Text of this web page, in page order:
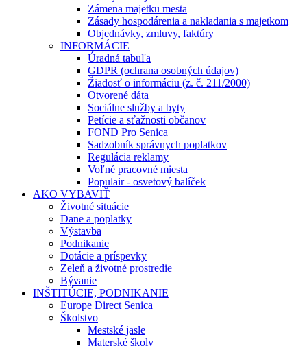
Zámena majetku mesta
Zásady hospodárenia a nakladania s majetkom
Objednávky, zmluvy, faktúry
INFORMÁCIE
Úradná tabuľa
GDPR (ochrana osobných údajov)
Žiadosť o informáciu (z. č. 211/2000)
Otvorené dáta
Sociálne služby a byty
Petície a sťažnosti občanov
FOND Pro Senica
Sadzobník správnych poplatkov
Regulácia reklamy
Voľné pracovné miesta
Populair - osvetový balíček
AKO VYBAVIŤ
Životné situácie
Dane a poplatky
Výstavba
Podnikanie
Dotácie a príspevky
Zeleň a životné prostredie
Bývanie
INŠTITÚCIE, PODNIKANIE
Europe Direct Senica
Školstvo
Mestské jasle
Materské školy